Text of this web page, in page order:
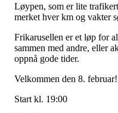
Løypen, som er lite
merket hver km og vakter
Frikarusellen er et løp for
sammen med andre, eller
oppnå gode tider.
Velkommen den 8. februar!
Start kl. 19:00